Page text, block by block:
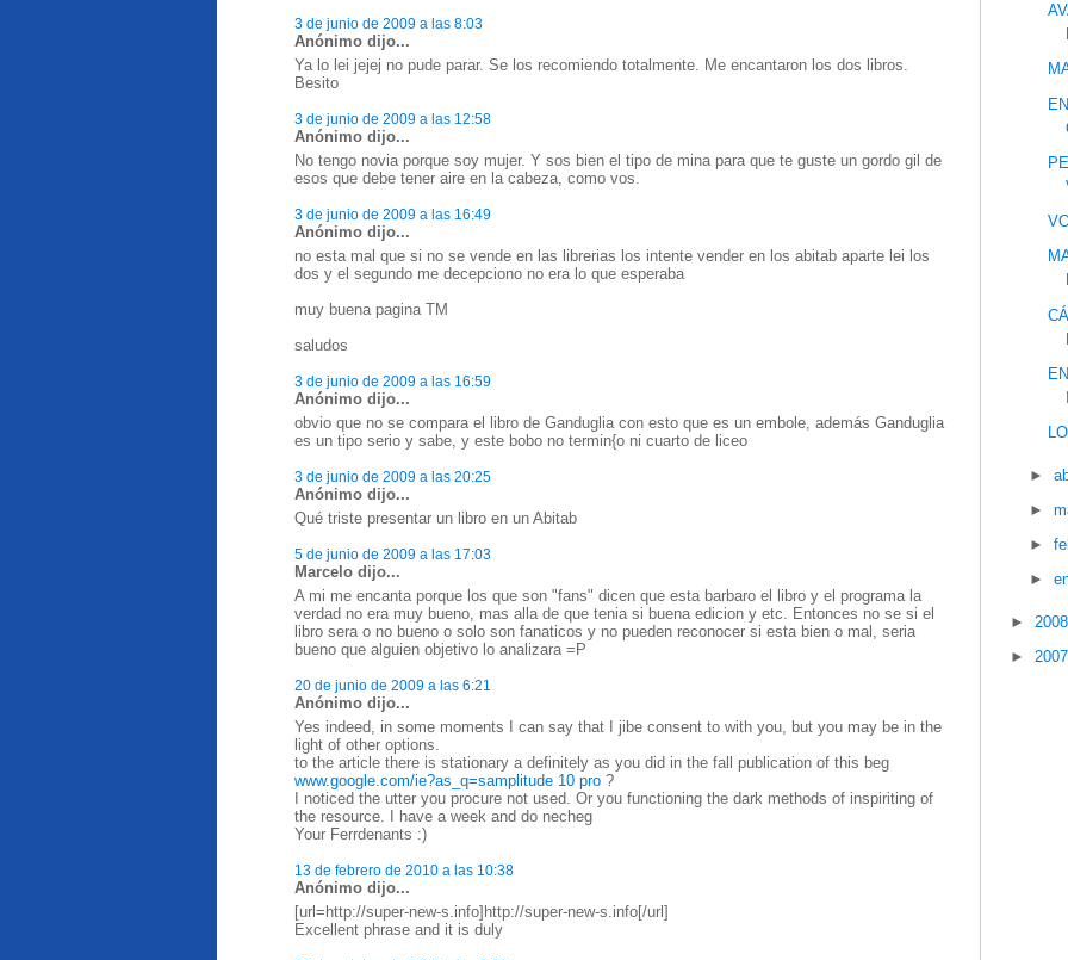
3 de junio de 2009 a las 8:03
Anónimo dijo...
Ya lo lei jejej no pude parar. Se los recomiendo totalmente. Me encantaron los dos libros.
Besito
3 de junio de 2009 a las 12:58
Anónimo dijo...
No tengo novia porque soy mujer. Y sos bien el tipo de mina para que te guste un gordo gil de
esos que debe tener aire en la cabeza, como vos.
3 de junio de 2009 a las 16:49
Anónimo dijo...
no esta mal que si no se vende en las librerias los intente vender en los abitab aparte lei los
dos y el segundo me decepciono no era lo que esperaba
muy buena pagina TM
saludos
3 de junio de 2009 a las 16:59
Anónimo dijo...
obvio que no se compara el libro de Ganduglia con esto que es un embole, además Ganduglia
es un tipo serio y sabe, y este bobo no termin{o ni cuarto de liceo
3 de junio de 2009 a las 20:25
Anónimo dijo...
Qué triste presentar un libro en un Abitab
5 de junio de 2009 a las 17:03
Marcelo dijo...
A mi me encanta porque los que son "fans" dicen que esta barbaro el libro y el programa la
verdad no era muy bueno, mas alla de que tenia si buena edicion y etc. Entonces no se si el
libro sera o no bueno o solo son fanaticos y no pueden reconocer si esta bien o mal, seria
bueno que alguien objetivo lo analizara =P
20 de junio de 2009 a las 6:21
Anónimo dijo...
Yes indeed, in some moments I can say that I jibe consent to with you, but you may be in the
light of other options.
to the article there is stationary a definitely as you did in the fall publication of this beg
www.google.com/ie?as_q=samplitude 10 pro ?
I noticed the utter you procure not used. Or you functioning the dark methods of inspiriting of
the resource. I have a week and do necheg
Your Ferrdenants :)
13 de febrero de 2010 a las 10:38
Anónimo dijo...
[url=http://super-new-s.info]http://super-new-s.info[/url]
Excellent phrase and it is duly
►
►
►
►
►
►